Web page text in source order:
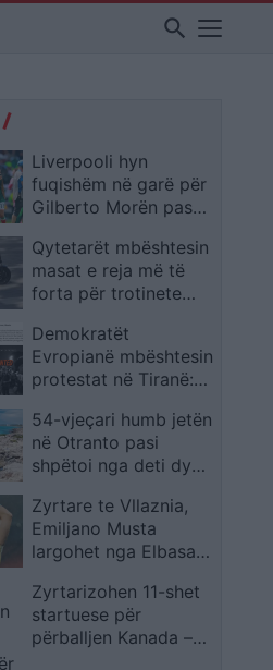
search
Liverpooli hyn
fuqishëm në garë për
Gilberto Morën pas
Kupën e Botës 2026
Qytetarët mbështesin
masat e reja më të
forta për trotinete
Demokratët
Evropianë mbështesin
protestat në Tiranë:
të të rinjve që ngrejnë
zërin
54-vjeçari humb jetën
në Otranto pasi
shpëtoi nga deti dy
Zyrtare te Vllaznia,
Emiljano Musta
largohet nga Elbasani
e Superiores
Zyrtarizohen 11-shet
startuese për
përballjen Kanada –